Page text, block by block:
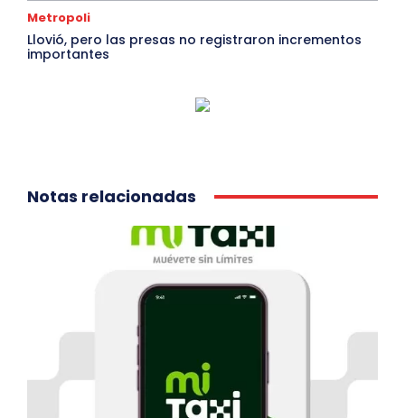
Metropoli
Llovió, pero las presas no registraron incrementos
importantes
Notas relacionadas